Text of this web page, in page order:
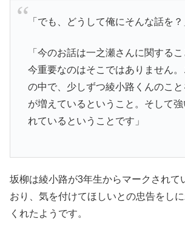
「でも、どうして俺にそんな話を？
「今のお話は一之瀬さんに関するこ
今重要なのはそこではありません
の中で、少しずつ綾小路くんのこ
が増えているということ。そして
れているということです」
坂柳は綾小路が3年生からマークされて
おり、気を付けてほしいとの忠告をし
くれたようです。